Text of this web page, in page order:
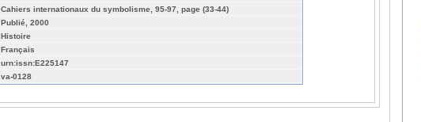
Cahiers internationaux du symbolisme, 95-97, page (33-44)
Publié, 2000
Histoire
Français
urn:issn:E225147
va-0128